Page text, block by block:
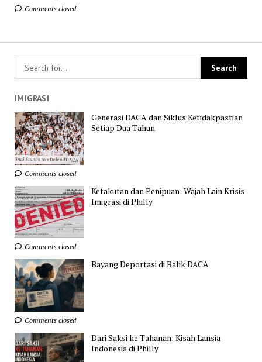
Comments closed
IMIGRASI
Generasi DACA dan Siklus Ketidakpastian
Setiap Dua Tahun
Comments closed
Ketakutan dan Penipuan: Wajah Lain Krisis
Imigrasi di Philly
Comments closed
Bayang Deportasi di Balik DACA
Comments closed
Dari Saksi ke Tahanan: Kisah Lansia
Indonesia di Philly